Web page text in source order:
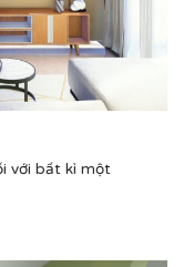
với bất kì một